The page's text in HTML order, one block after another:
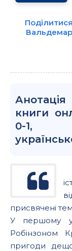
книги
0-1,
присвячені
У першому
Робінзоном
пригоди